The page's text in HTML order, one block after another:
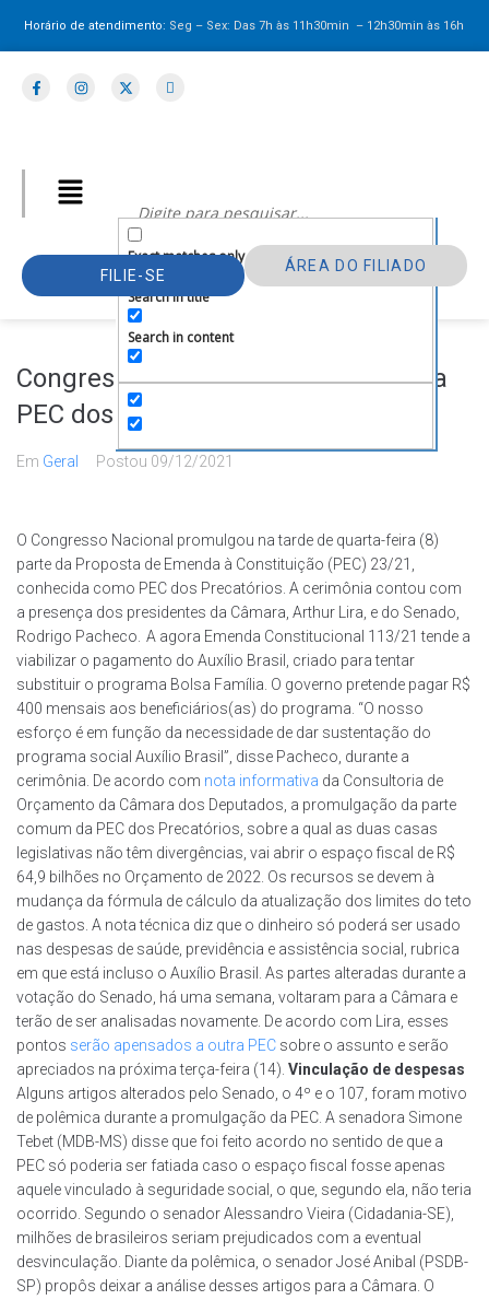
Horário de atendimento: Seg – Sex: Das 7h às 11h30min – 12h30minàs 16h
Exact matches only
Search in title
Search in content
FILIE-SE
ÁREA DO FILIADO
Congresso divulga primeira parte da
PEC dos Precatórios
Em Geral Postou 09/12/2021
O Congresso Nacional promulgou na tarde de quarta-feira (8)
parte da Proposta de Emenda à Constituição (PEC) 23/21,
conhecida como PEC dos Precatórios. A cerimônia contou com
a presença dos presidentes da Câmara, Arthur Lira, e do Senado,
Rodrigo Pacheco. A agora Emenda Constitucional 113/21 tende a
viabilizar o pagamento do Auxílio Brasil, criado para tentar
substituir o programa Bolsa Família. O governo pretende pagar R$
400 mensais aos beneficiários(as) do programa. “O nosso
esforço é em função da necessidade de dar sustentação do
programa social Auxílio Brasil”, disse Pacheco, durante a
cerimônia. De acordo com nota informativa da Consultoria de
Orçamento da Câmara dos Deputados, a promulgação da parte
comum da PEC dos Precatórios, sobre a qual as duas casas
legislativas não têm divergências, vai abrir o espaço fiscal de R$
64,9 bilhões no Orçamento de 2022. Os recursos se devem à
mudança da fórmula de cálculo da atualização dos limites do teto
de gastos. A nota técnica diz que o dinheiro só poderá ser usado
nas despesas de saúde, previdência e assistência social, rubrica
em que está incluso o Auxílio Brasil. As partes alteradas durante a
votação do Senado, há uma semana, voltaram para a Câmara e
terão de ser analisadas novamente. De acordo com Lira, esses
pontos serão apensados a outra PEC sobre o assunto e serão
apreciados na próxima terça-feira (14). Vinculação de despesas
Alguns artigos alterados pelo Senado, o 4º e o 107, foram motivo
de polêmica durante a promulgação da PEC. A senadora Simone
Tebet (MDB-MS) disse que foi feito acordo no sentido de que a
PEC só poderia ser fatiada caso o espaço fiscal fosse apenas
aquele vinculado à seguridade social, o que, segundo ela, não teria
ocorrido. Segundo o senador Alessandro Vieira (Cidadania-SE),
milhões de brasileiros seriam prejudicados com a eventual
desvinculação. Diante da polêmica, o senador José Anibal (PSDB-
SP) propôs deixar a análise desses artigos para a Câmara. O